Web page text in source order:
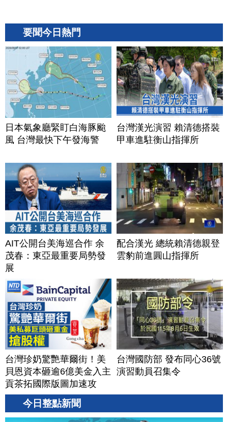
要聞今日熱門
日本氣象廳緊盯白海豚颱
風 台灣最快下午發海警
台灣漢光演習 賴清德搭裝
甲車進駐衡山指揮所
AIT公開台美海巡合作 余
茂春：東亞最重要局勢發
展
配合漢光 總統賴清德親登
雲豹前進圓山指揮所
台灣珍奶驚艷華爾街！美
貝恩資本砸逾6億美金入主
貢茶拓國際版圖加速攻
美？｜#財經新聞｜
20260806(四)
台灣國防部 發布同心36號
演習動員召集令
今日整點新聞